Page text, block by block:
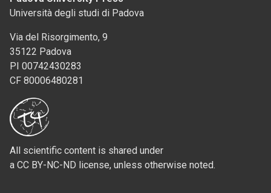
Università degli studi di Padova
Via del Risorgimento, 9
35122 Padova
PI 00742430283
CF 80006480281
All scientific content is shared under
a CC BY-NC-ND license, unless otherwise noted.